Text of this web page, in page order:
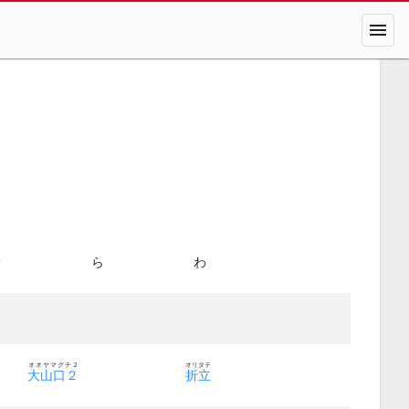
menu
ら わ
大山口２
オオヤマグチ２
折立
オリタテ